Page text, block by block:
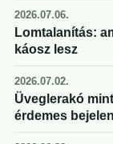
2026.07.06.
Lomtalanítás:
káosz lesz
2026.07.02.
Üveglerakó
érdemes